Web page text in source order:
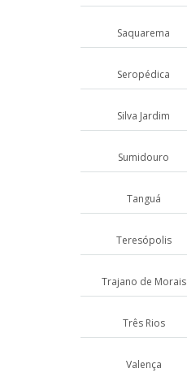
Saquarema
Seropédica
Silva Jardim
Sumidouro
Tanguá
Teresópolis
Trajano de Morais
Três Rios
Valença